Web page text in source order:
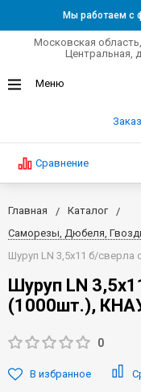
Мы работаем с
Московская
Центральная,
Сравнение
Главная
Каталог
Саморезы, Дюбеля,
Шуруп LN 3,5х11 б/
Шуруп LN
(1000шт.),
0
В избранное